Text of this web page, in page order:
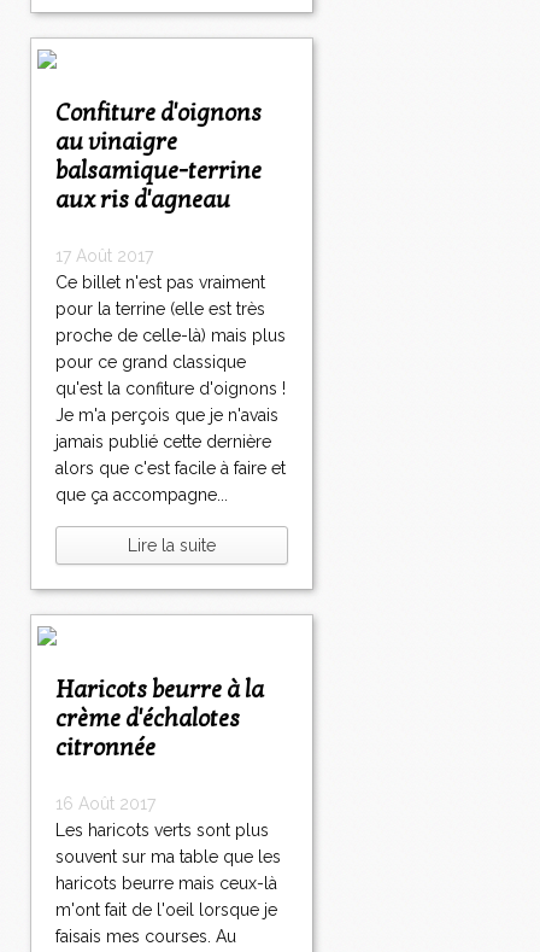
Confiture d'oignons
au vinaigre
balsamique-terrine
aux ris d'agneau
17 Août 2017
Ce billet n'est pas vraiment
pour la terrine (elle est très
proche de celle-là) mais plus
pour ce grand classique
qu'est la confiture d'oignons !
Je m'a perçois que je n'avais
jamais publié cette dernière
alors que c'est facile à faire et
que ça accompagne...
Lire la suite
Haricots beurre à la
crème d'échalotes
citronnée
16 Août 2017
Les haricots verts sont plus
souvent sur ma table que les
haricots beurre mais ceux-là
m'ont fait de l'oeil lorsque je
faisais mes courses. Au